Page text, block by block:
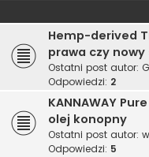
Hemp-derived
prawa czy
Ostatni post autor:
Odpowiedzi: 2
KANNAWAY
olej konopny
Ostatni post autor:
Odpowiedzi: 5